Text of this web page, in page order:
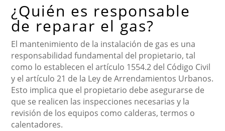
¿Quién es responsable
de reparar el gas?
El mantenimiento de la instalación de gas es una
responsabilidad fundamental del propietario, tal
como lo establecen el artículo 1554.2 del Código Civil
y el artículo 21 de la Ley de Arrendamientos Urbanos.
Esto implica que el propietario debe asegurarse de
que se realicen las inspecciones necesarias y la
revisión de los equipos como calderas, termos o
calentadores.